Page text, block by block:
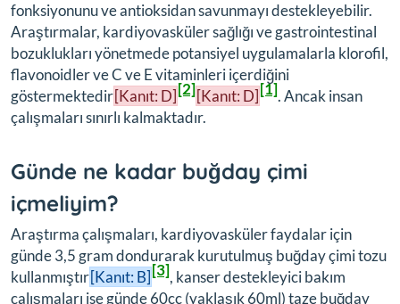
fonksiyonunu ve antioksidan savunmayı destekleyebilir.
Araştırmalar, kardiyovasküler sağlığı ve gastrointestinal
bozuklukları yönetmede potansiyel uygulamalarla klorofil,
flavonoidler ve C ve E vitaminleri içerdiğini
göstermektedir[Kanıt: D][2][Kanıt: D][1]. Ancak insan
çalışmaları sınırlı kalmaktadır.
Günde ne kadar buğday çimi
içmeliyim?
Araştırma çalışmaları, kardiyovasküler faydalar için
günde 3,5 gram dondurarak kurutulmuş buğday çimi tozu
kullanmıştır[Kanıt: B][3], kanser destekleyici bakım
çalışmaları ise günde 60cc (yaklaşık 60ml) taze buğday